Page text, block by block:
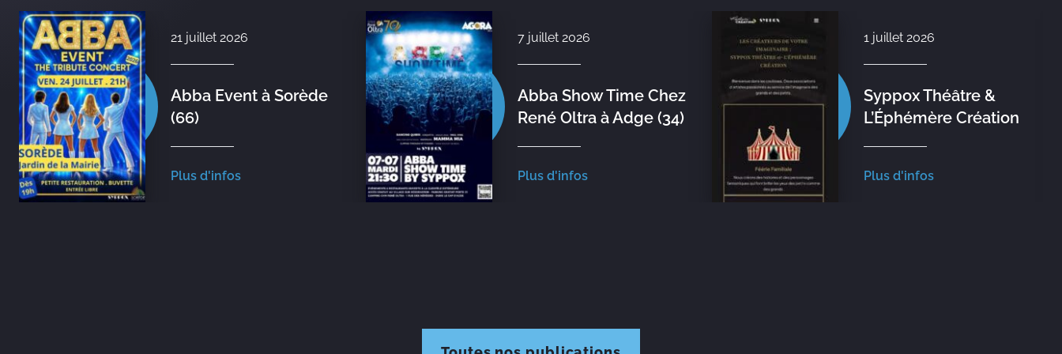
21 juillet 2026
Abba Event à Sorède
(66)
Plus d'infos
7 juillet 2026
Abba Show Time Chez
René Oltra à Adge (34)
Plus d'infos
1 juillet 2026
Syppox Théâtre &
L’Éphémère Création
Plus d'infos